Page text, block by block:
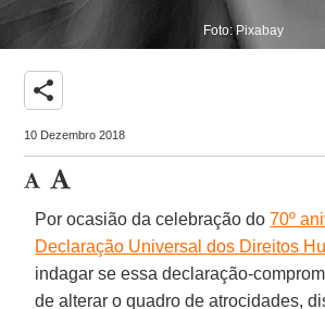
Foto: Pixabay
share
10 Dezembro 2018
Por ocasião da celebração do70º
Declaração Universal dos Direitos
indagar se essa declaração-
de alterar o quadro de atrocidades,